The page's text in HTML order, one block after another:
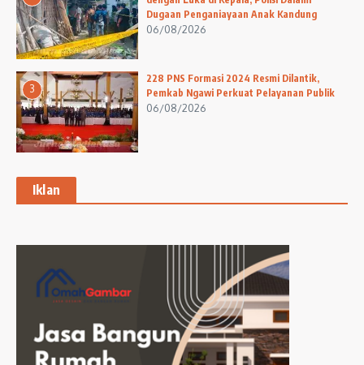
Dugaan Penganiayaan Anak Kandung
06/08/2026
3
228 PNS Formasi 2024 Resmi Dilantik,
Pemkab Ngawi Perkuat Pelayanan Publik
06/08/2026
Iklan